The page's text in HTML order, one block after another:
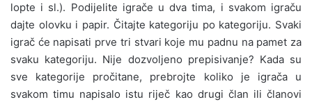
lopte i sl.). Podijelite igrače u dva tima, i svakom igraču
dajte olovku i papir. Čitajte kategoriju po kategoriju. Svaki
igrač će napisati prve tri stvari koje mu padnu na pamet za
svaku kategoriju. Nije dozvoljeno prepisivanje? Kada su
sve kategorije pročitane, prebrojte koliko je igrača u
svakom timu napisalo istu riječ kao drugi član ili članovi